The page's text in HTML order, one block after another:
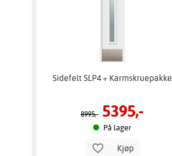
Sidefelt SLP4 + Karmskruepakke
8995,- 5395,-
På lager
Kjøp